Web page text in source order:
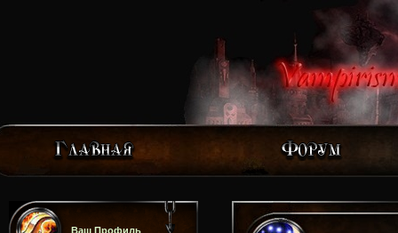
Ваш Профиль